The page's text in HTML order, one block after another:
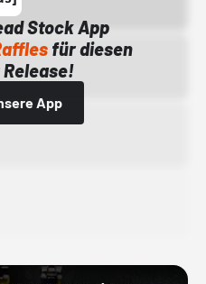
Stock App
für diesen
App